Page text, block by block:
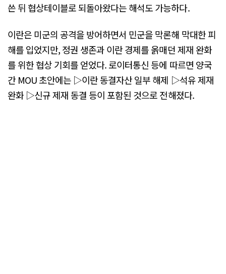
쓴 뒤 협상테이블로 되돌아왔다는 해석도 가능하다.
이란은 미군의 공격을 방어하면서 민군을 막론해 막대한 피
해를 입었지만, 정권 생존과 이란 경제를 옭매던 제재 완화
를 위한 협상 기회를 얻었다. 로이터통신 등에 따르면 양국
간 MOU 초안에는 ▷이란 동결자산 일부 해제 ▷석유 제재
완화 ▷신규 제재 동결 등이 포함된 것으로 전해졌다.